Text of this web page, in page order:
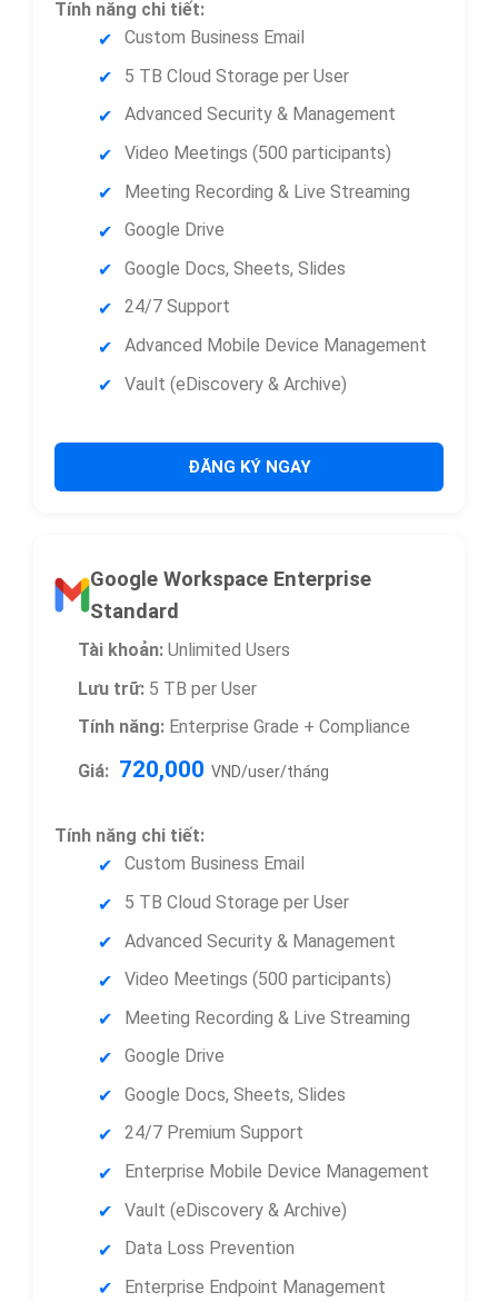
Tính năng chi tiết:
Custom Business Email
5 TB Cloud Storage per User
Advanced Security & Management
Video Meetings (500 participants)
Meeting Recording & Live Streaming
Google Drive
Google Docs, Sheets, Slides
24/7 Support
Advanced Mobile Device Management
Vault (eDiscovery & Archive)
ĐĂNG KÝ NGAY
Google Workspace Enterprise
Standard
Tài khoản:Unlimited Users
Lưu trữ:5 TB per User
Tính năng:Enterprise Grade + Compliance
Giá: 720,000 VND/user/tháng
Tính năng chi tiết:
Custom Business Email
5 TB Cloud Storage per User
Advanced Security & Management
Video Meetings (500 participants)
Meeting Recording & Live Streaming
Google Drive
Google Docs, Sheets, Slides
24/7 Premium Support
Enterprise Mobile Device Management
Vault (eDiscovery & Archive)
Data Loss Prevention
Enterprise Endpoint Management